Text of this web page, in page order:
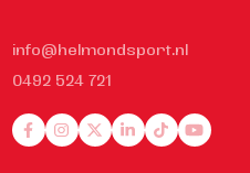
info@helmondsport.nl
0492 524 721